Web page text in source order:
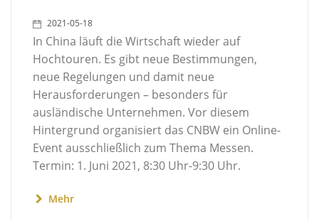
2021-05-18
In China läuft die Wirtschaft wieder auf
Hochtouren. Es gibt neue Bestimmungen,
neue Regelungen und damit neue
Herausforderungen – besonders für
ausländische Unternehmen. Vor diesem
Hintergrund organisiert das CNBW ein Online-
Event ausschließlich zum Thema Messen.
Termin: 1. Juni 2021, 8:30 Uhr-9:30 Uhr.
Mehr